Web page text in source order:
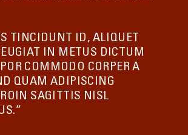
TINCIDUNT ID, ALIQUET
IN METUS DICTUM
COMMODO CORPER A
QUAM ADIPISCING
SAGITTIS NISL